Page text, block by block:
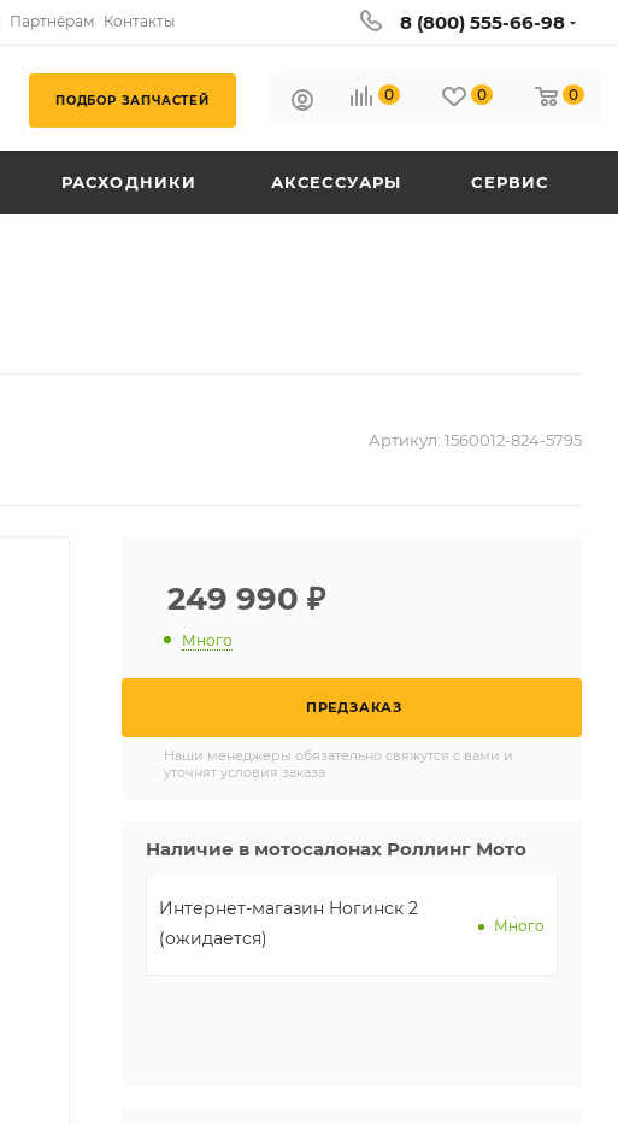
Партнёрам Контакты 8 (800) 555-66-98
ПОДБОР ЗАПЧАСТЕЙ 0 0 0
РАСХОДНИКИ АКСЕССУАРЫ СЕРВИС
Артикул: 1560012-824-5795
249 990 ₽
Много
ПРЕДЗАКАЗ
Наши менеджеры обязательно свяжутся с вами и
уточнят условия заказа
Наличие в мотосалонах Роллинг Мото
Интернет-магазин Ногинск 2
(ожидается)
Много